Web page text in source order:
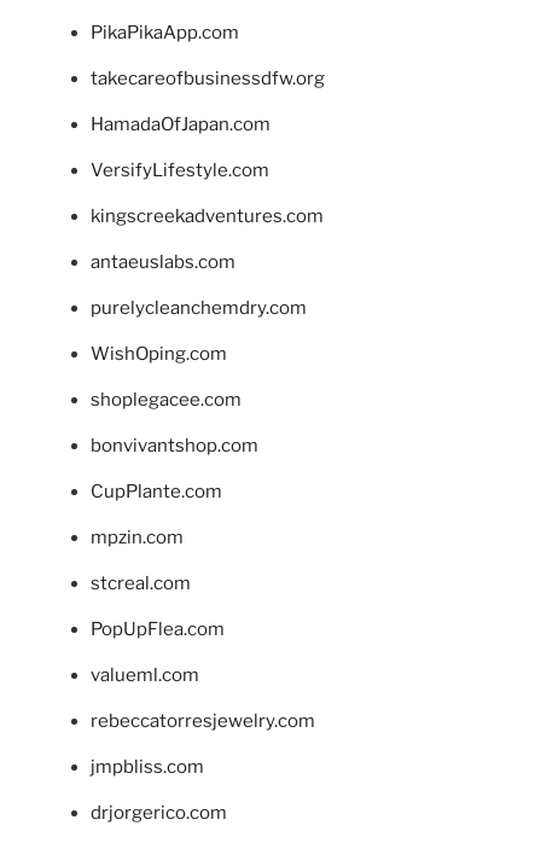
PikaPikaApp.com
takecareofbusinessdfw.org
HamadaOfJapan.com
VersifyLifestyle.com
kingscreekadventures.com
antaeuslabs.com
purelycleanchemdry.com
WishOping.com
shoplegacee.com
bonvivantshop.com
CupPlante.com
mpzin.com
stcreal.com
PopUpFlea.com
valueml.com
rebeccatorresjewelry.com
jmpbliss.com
drjorgerico.com